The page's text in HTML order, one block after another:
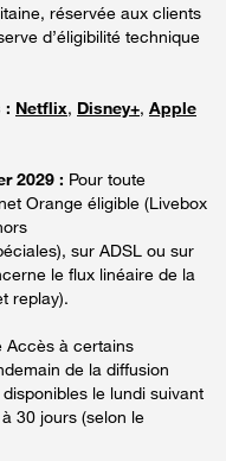
réservée aux clients
d’éligibilité technique
: Netflix, Disney+, Apple
2029 : Pour toute
Orange éligible (Livebox
sur ADSL ou sur
le flux linéaire de la
replay).
Accès à certains
de la diffusion
le lundi suivant
30 jours (selon le